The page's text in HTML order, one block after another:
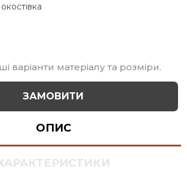
варіанти матеріалу та розміри.
ЗАМОВИТИ
ОПИС